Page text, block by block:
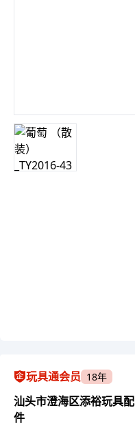
玩具通会员 18年
汕头市澄海区添裕玩具配
件